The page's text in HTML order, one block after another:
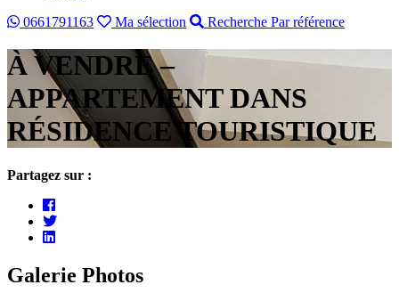
0661791163
Ma sélection Recherche Par référence
À VENDRE –
APPARTEMENT DANS
RÉSIDENCE TOURISTIQUE
Partagez sur :
Galerie Photos